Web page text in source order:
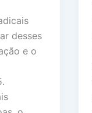
desses
e o